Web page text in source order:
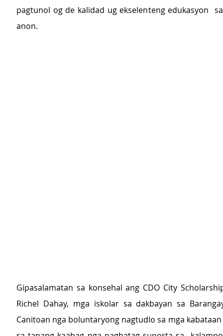
pagtunol og de kalidad ug ekselenteng edukasyon
anon.
Gipasalamatan sa konsehal ang CDO City
Richel Dahay, mga iskolar sa dakbayan sa
Canitoan nga boluntaryong nagtudlo sa mga kabataan